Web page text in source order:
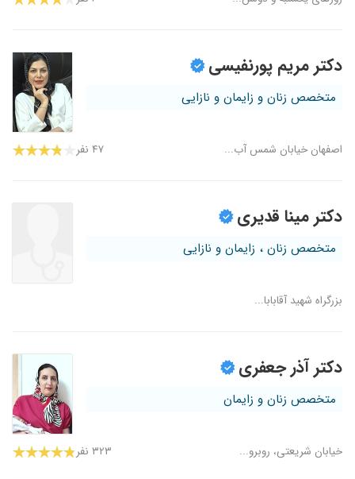
دکتر مریم پورنفیسی
متخصص زنان و زایمان و نازایی
اصفهان خیابان شمس آب... ۴۷ نفر
دکتر مینا قدیری
متخصص زنان ، زایمان و نازایی
بزرگراه شهید آقابابا...
دکتر آذر جعفری
متخصص زنان و زایمان
خیابان شریعتی، روبرو... ۳۲۳ نفر